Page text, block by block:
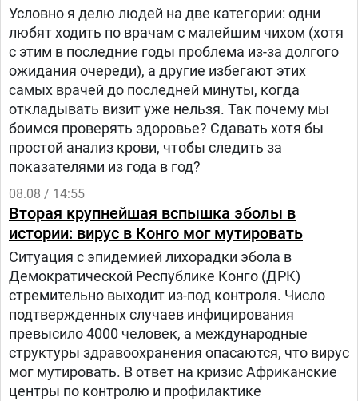
Условно я делю людей на две категории: одни
любят ходить по врачам с малейшим чихом (хотя
с этим в последние годы проблема из-за долгого
ожидания очереди), а другие избегают этих
самых врачей до последней минуты, когда
откладывать визит уже нельзя. Так почему мы
боимся проверять здоровье? Сдавать хотя бы
простой анализ крови, чтобы следить за
показателями из года в год?
08.08 / 14:55
Вторая крупнейшая вспышка эболы в
истории: вирус в Конго мог мутировать
Ситуация с эпидемией лихорадки эбола в
Демократической Республике Конго (ДРК)
стремительно выходит из-под контроля. Число
подтвержденных случаев инфицирования
превысило 4000 человек, а международные
структуры здравоохранения опасаются, что вирус
мог мутировать. В ответ на кризис Африканские
центры по контролю и профилактике